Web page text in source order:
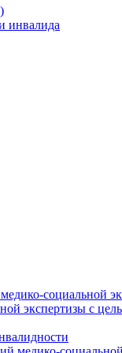
инвалида
социальной
экспертизы с